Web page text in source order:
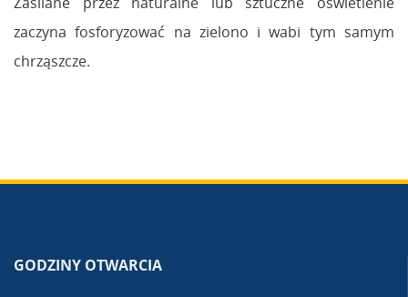
zaczyna fosforyzować na zielono i wabi tym samym
chrząszcze.
GODZINY OTWARCIA